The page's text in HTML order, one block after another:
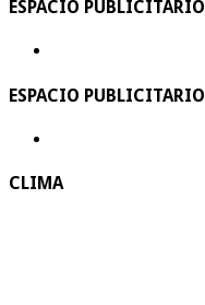
ESPACIO PUBLICITARIO
ESPACIO PUBLICITARIO
CLIMA